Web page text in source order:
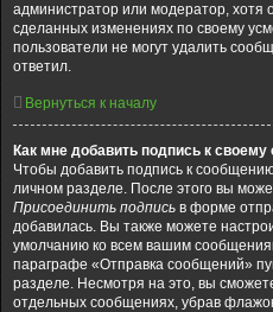
администратор или модератор, хотя
сделанных изменениях по своему
пользователи не могут удалить
ответил.
Вернуться к началу
Как мне добавить подпись к
Чтобы добавить подпись к
личном разделе. После этого вы
Присоединить подпись в форме
добавилась. Вы также можете
умолчанию ко всем вашим
параграфе «Отправка сообщений»
разделе. Несмотря на это, вы
отдельных сообщениях, убрав